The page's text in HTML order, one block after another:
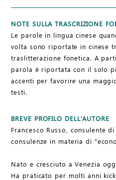
NOTE SULLA TRASCRIZIONE
Le parole in lingua cinese
volta sono riportate in cinese
traslitterazione fonetica. A
parola è riportata con il solo
accenti per favorire una
testi.
BREVE PROFILO DELL'AUTORE
Francesco Russo, consulente
consulenze in materia di
Nato e cresciuto a Venezia
Ha praticato per molti anni